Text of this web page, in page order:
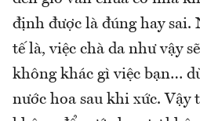
định được là đúng hay sai.
tế là, việc chà da như vậy
không khác gì việc bạn…
nước hoa sau khi xức. Vậy